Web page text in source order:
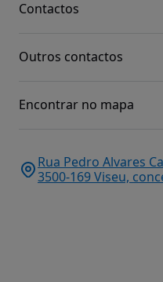
Contactos
Outros contactos
Encontrar no mapa
Rua Pedro Alvares
3500-169 Viseu,